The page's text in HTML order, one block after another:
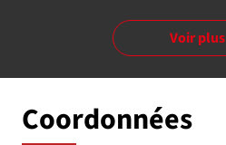
Voir plus
Coordonnées